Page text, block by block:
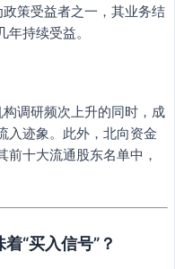
策受益者之一，其业务结
持续受益。
调研频次上升的同时，成
入迹象。此外，北向资金
十大流通股东名单中，
“买入信号”？